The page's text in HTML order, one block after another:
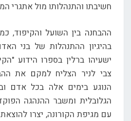
חשיבתו והתנהלותו מול אתגרי
ההבחנה בין השועל והקיפוד,
בהיגיון ההתנהלות של בני
ישעיהו ברלין בספרו הידוע
צבי לניר הצליח למקם את
הנוגע בימים אלה בכל אדם
הגלובלית ומשבר ההנהגה
עם מגיפת הקורונה, יצרו